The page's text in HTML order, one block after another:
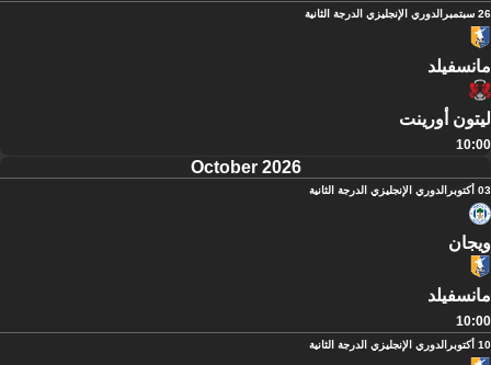
26 سبتمبر الدوري الإنجليزي الدرجة الثانية
مانسفيلد
ليتون أورينت
10:00
October 2026
03 أكتوبر الدوري الإنجليزي الدرجة الثانية
ويجان
مانسفيلد
10:00
10 أكتوبر الدوري الإنجليزي الدرجة الثانية